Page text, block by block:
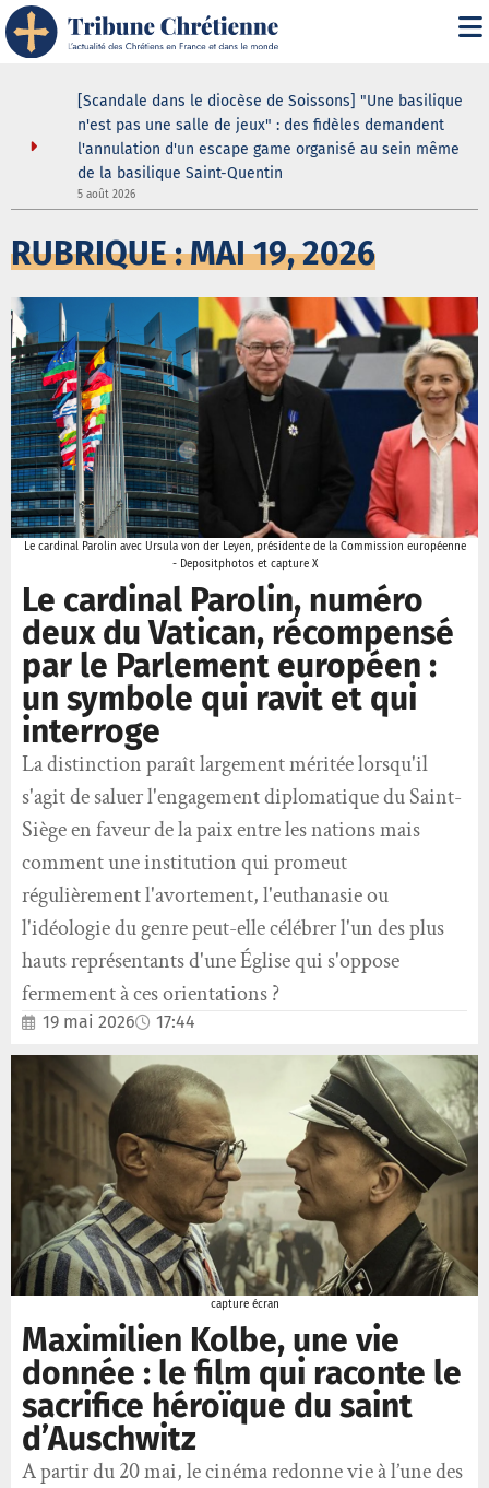
[Scandale dans le diocèse de Soissons] "Une basilique
n'est pas une salle de jeux" : des fidèles demandent
l'annulation d'un escape game organisé au sein même
de la basilique Saint-Quentin
5 août 2026
RUBRIQUE : MAI 19, 2026
Le cardinal Parolin avec Ursula von der Leyen, présidente de la Commission européenne
- Depositphotos et capture X
Le cardinal Parolin, numéro
deux du Vatican, récompensé
par le Parlement européen :
un symbole qui ravit et qui
interroge
La distinction paraît largement méritée lorsqu'il
s'agit de saluer l'engagement diplomatique du Saint-
Siège en faveur de la paix entre les nations mais
comment une institution qui promeut
régulièrement l'avortement, l'euthanasie ou
l'idéologie du genre peut-elle célébrer l'un des plus
hauts représentants d'une Église qui s'oppose
fermement à ces orientations ?
19 mai 2026 17:44
capture écran
Maximilien Kolbe, une vie
donnée : le film qui raconte le
sacrifice héroïque du saint
d’Auschwitz
A partir du 20 mai, le cinéma redonne vie à l’une des